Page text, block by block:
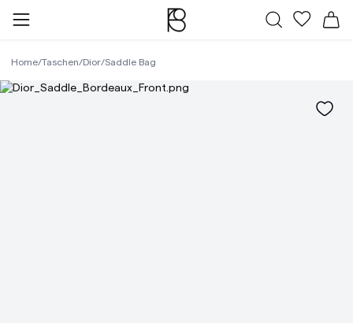
Alle Taschen
Meine
Home/Taschen/Dior/Saddle Bag